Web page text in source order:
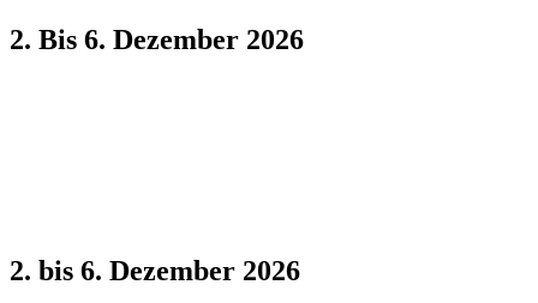
2. Bis 6. Dezember 2026
2. bis 6. Dezember 2026